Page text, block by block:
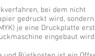
bei dem nicht
gedruckt wird,
je eine Druckplatte
eingebaut